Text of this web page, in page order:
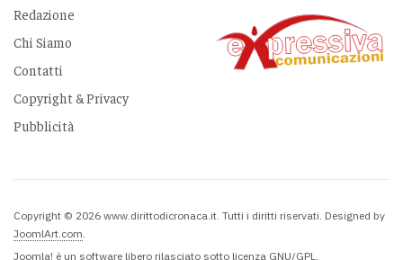
Redazione
Chi Siamo
Contatti
Copyright & Privacy
Pubblicità
Copyright © 2026 www.dirittodicronaca.it. Tutti i diritti riservati. Designed by
JoomlArt.com
Joomla! è un software libero rilasciato sotto licenza GNU/GPL.